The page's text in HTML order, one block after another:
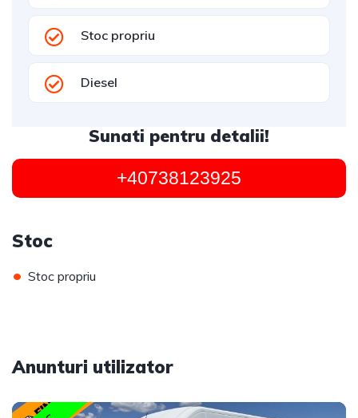
Stoc propriu
Diesel
Sunati pentru detalii!
+40738123925
Stoc
• Stoc propriu
Anunturi utilizator